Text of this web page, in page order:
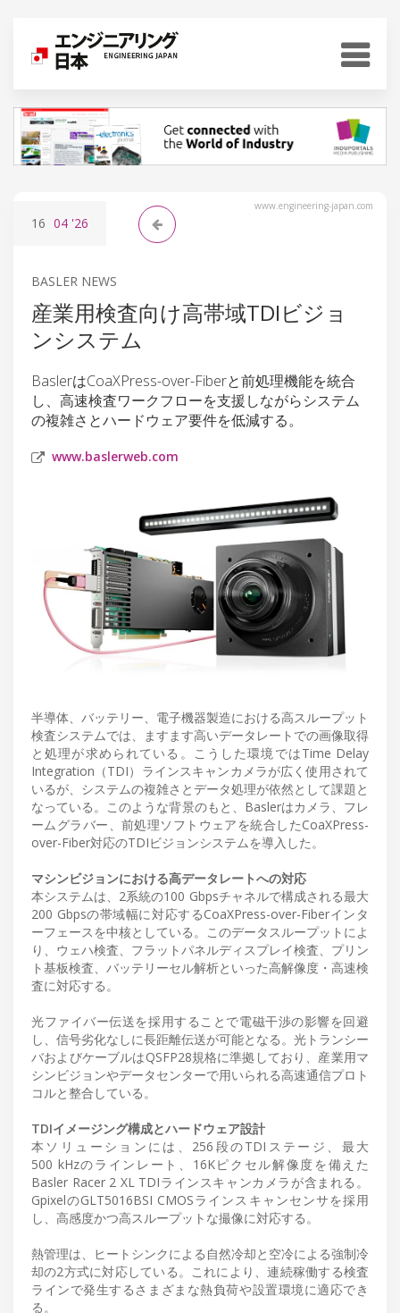
www.engineering-japan.com
16 04 '26
BASLER NEWS
産業用検査向け高帯域TDIビジョ
ンシステム
BaslerはCoaXPress-over-Fiberと前処理機能を統合
し、高速検査ワークフローを支援しながらシステム
の複雑さとハードウェア要件を低減する。
www.baslerweb.com
半導体、バッテリー、電子機器製造における高スループット
検査システムでは、ますます高いデータレートでの画像取得
と処理が求められている。こうした環境ではTime Delay
Integration（TDI）ラインスキャンカメラが広く使用されて
いるが、システムの複雑さとデータ処理が依然として課題と
なっている。このような背景のもと、Baslerはカメラ、フレ
ームグラバー、前処理ソフトウェアを統合したCoaXPress-
over-Fiber対応のTDIビジョンシステムを導入した。
マシンビジョンにおける高データレートへの対応
本システムは、2系統の100 Gbpsチャネルで構成される最大
200 Gbpsの帯域幅に対応するCoaXPress-over-Fiberインタ
ーフェースを中核としている。このデータスループットによ
り、ウェハ検査、フラットパネルディスプレイ検査、プリン
ト基板検査、バッテリーセル解析といった高解像度・高速検
査に対応する。
光ファイバー伝送を採用することで電磁干渉の影響を回避
し、信号劣化なしに長距離伝送が可能となる。光トランシー
バおよびケーブルはQSFP28規格に準拠しており、産業用マ
シンビジョンやデータセンターで用いられる高速通信プロト
コルと整合している。
TDIイメージング構成とハードウェア設計
本ソリューションには、256段のTDIステージ、最大
500 kHzのラインレート、16Kピクセル解像度を備えた
Basler Racer 2 XL TDIラインスキャンカメラが含まれる。
GpixelのGLT5016BSI CMOSラインスキャンセンサを採用
し、高感度かつ高スループットな撮像に対応する。
熱管理は、ヒートシンクによる自然冷却と空冷による強制冷
却の2方式に対応している。これにより、連続稼働する検査
ラインで発生するさまざまな熱負荷や設置環境に適応でき
る。